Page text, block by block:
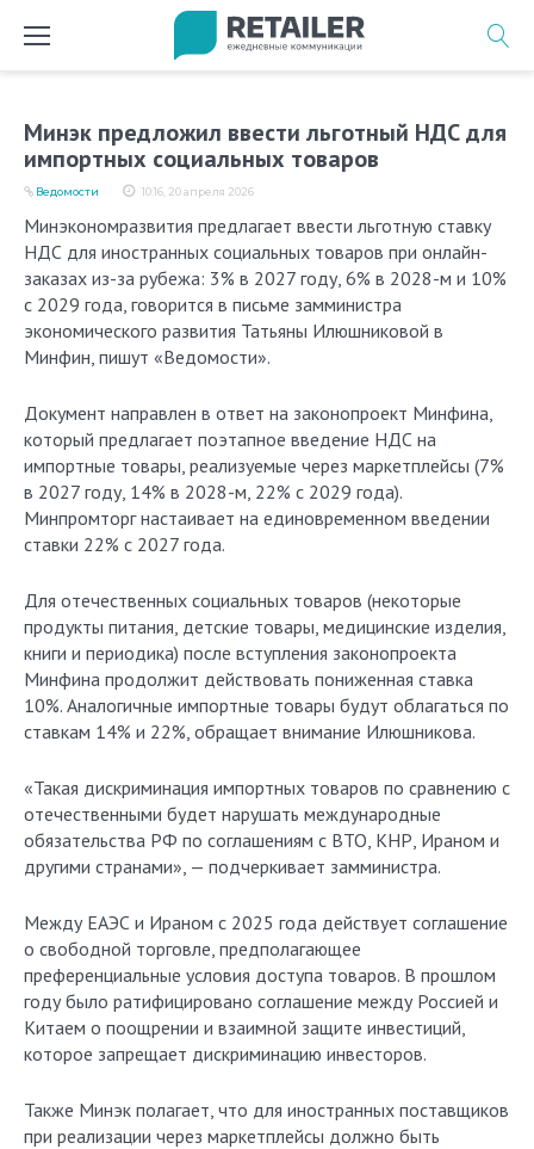
Минэк предложил ввести льготный НДС для
импортных социальных товаров
10:16, 20 апреля 2026
Ведомости
Минэкономразвития предлагает ввести льготную ставку
НДС для иностранных социальных товаров при онлайн-
заказах из-за рубежа: 3% в 2027 году, 6% в 2028-м и 10%
с 2029 года, говорится в письме замминистра
экономического развития Татьяны Илюшниковой в
Минфин, пишут «Ведомости».
Документ направлен в ответ на законопроект Минфина,
который предлагает поэтапное введение НДС на
импортные товары, реализуемые через маркетплейсы (7%
в 2027 году, 14% в 2028-м, 22% с 2029 года).
Минпромторг настаивает на единовременном введении
ставки 22% с 2027 года.
Для отечественных социальных товаров (некоторые
продукты питания, детские товары, медицинские изделия,
книги и периодика) после вступления законопроекта
Минфина продолжит действовать пониженная ставка
10%. Аналогичные импортные товары будут облагаться по
ставкам 14% и 22%, обращает внимание Илюшникова.
«Такая дискриминация импортных товаров по сравнению с
отечественными будет нарушать международные
обязательства РФ по соглашениям с ВТО, КНР, Ираном и
другими странами», — подчеркивает замминистра.
Между ЕАЭС и Ираном с 2025 года действует соглашение
о свободной торговле, предполагающее
преференциальные условия доступа товаров. В прошлом
году было ратифицировано соглашение между Россией и
Китаем о поощрении и взаимной защите инвестиций,
которое запрещает дискриминацию инвесторов.
Также Минэк полагает, что для иностранных поставщиков
при реализации через маркетплейсы должно быть